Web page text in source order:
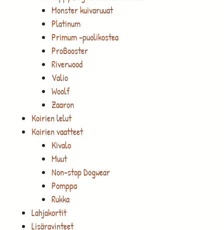
Monster kuivaruuat
Platinum
Primum -puolikostea
ProBooster
Riverwood
Valio
Woolf
Zaaron
Koirien lelut
Koirien vaatteet
Kivalo
Muut
Non-stop Dogwear
Pomppa
Rukka
Lahjakortit
Lisäravinteet